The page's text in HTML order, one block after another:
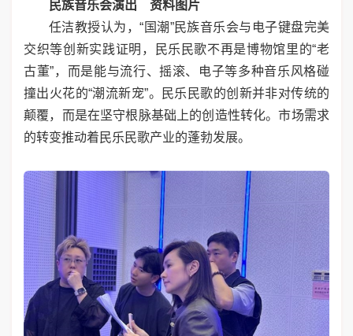
民族音乐会演出
资料图片
任洁教授认为，“国潮”民族音乐会与电子键盘完美
交织等创新实践证明，民乐民歌不再是博物馆里的“老
古董”，而是能与流行、摇滚、电子等多种音乐风格碰
撞出火花的“潮流新宠”。民乐民歌的创新并非对传统的
颠覆，而是在坚守根脉基础上的创造性转化。市场需求
的转变推动着民乐民歌产业的蓬勃发展。